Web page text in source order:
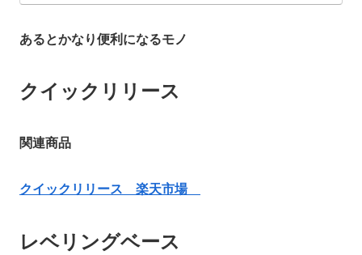
あるとかなり便利になるモノ
クイックリリース
関連商品
クイックリリース 楽天市場
レベリングベース